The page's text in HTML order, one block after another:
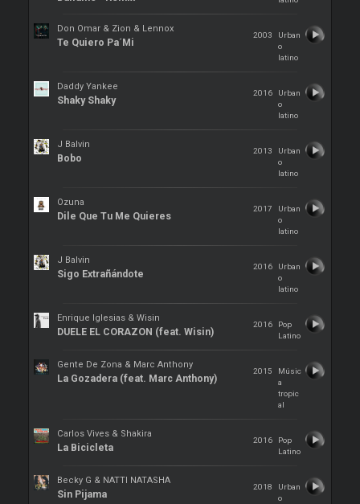
Don Omar & Zion & Lennox
Te Quiero Pa´Mi
2003
Urban
o
latino
Daddy Yankee
Shaky Shaky
2016
Urban
o
latino
J Balvin
Bobo
2013
Urban
o
latino
Ozuna
Dile Que Tu Me Quieres
2017
Urban
o
latino
J Balvin
Sigo Extrañándote
2016
Urban
o
latino
Enrique Iglesias & Wisin
DUELE EL CORAZON (feat. Wisin)
2016
Pop
Latino
Gente De Zona & Marc Anthony
La Gozadera (feat. Marc Anthony)
2015
Músic
a
tropic
al
Carlos Vives & Shakira
La Bicicleta
2016
Pop
Latino
Becky G & NATTI NATASHA
Sin Pijama
2018
Urban
o